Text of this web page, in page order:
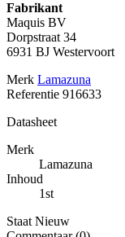
Fabrikant
Maquis BV
Dorpstraat 34
6931 BJ Westervoort
Merk Lamazuna
Referentie 916633
Datasheet
Merk
Lamazuna
Inhoud
1st
StaatNieuw